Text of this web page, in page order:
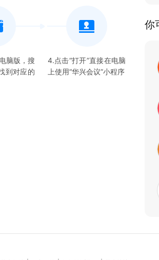
脑版，搜
到对应的
4.点击“打开”直接在电脑
上使用“华兴会议”小程序
你